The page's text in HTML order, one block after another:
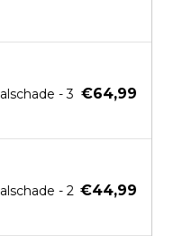
- 3 €64,99
- 2 €44,99